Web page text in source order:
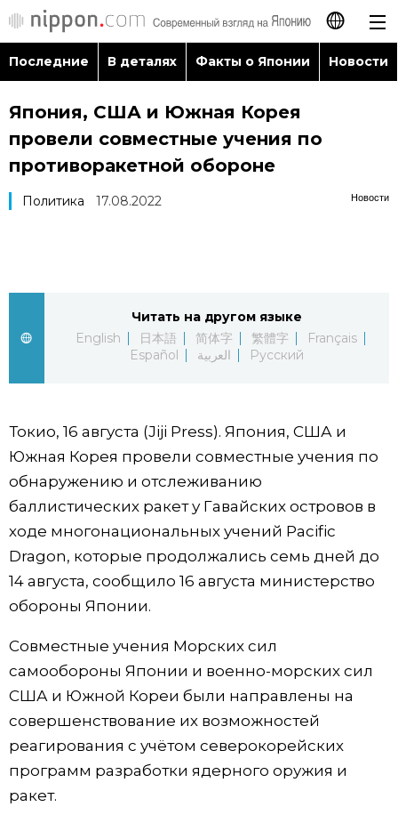
日本語
English
العربية
Последние
Фото/Видео
Разделы
Люди
Блог
Экономика
Общество
Культура
Популярные статьи
Японский язык
Семья
Еда и напитки
official SNS
Последние В деталях Факты о Японии Новости
Япония, США и Южная Корея
провели совместные учения по
противоракетной обороне
Новости
Политика 17.08.2022
Читать на другом языке
English
日本語 简体字 繁體字
Français
Español
العربية Русский
Токио, 16 августа (Jiji Press). Япония, США и
Южная Корея провели совместные учения по
обнаружению и отслеживанию
баллистических ракет у Гавайских островов в
ходе многонациональных учений Pacific
Dragon, которые продолжались семь дней до
14 августа, сообщило 16 августа министерство
обороны Японии.
Совместные учения Морских сил
самообороны Японии и военно-морских сил
США и Южной Кореи были направлены на
совершенствование их возможностей
реагирования с учётом северокорейских
программ разработки ядерного оружия и
ракет.